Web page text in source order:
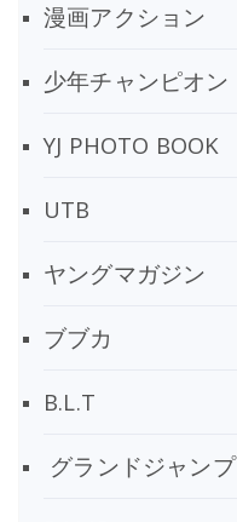
漫画アクション
少年チャンピオン
YJ PHOTO BOOK
UTB
ヤングマガジン
ブブカ
B.L.T
グランドジャンプ